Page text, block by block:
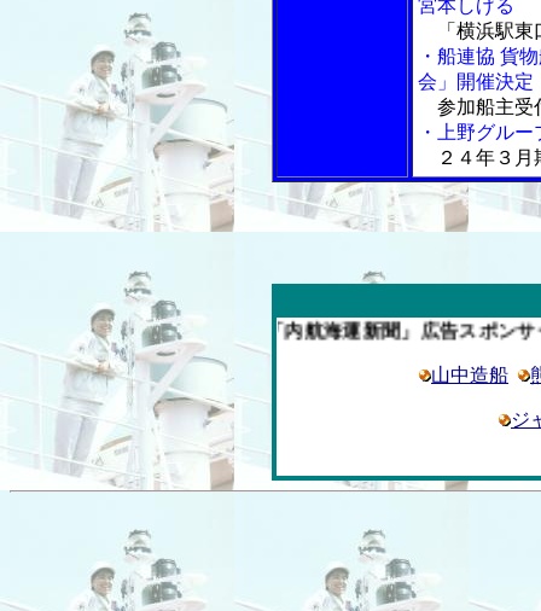
宮本しげる
「横浜駅東
・船連協 貨
会」開催決定
参加船主受
・上野グル
２４年３月
今週の「内航海運新聞」広告スポンサー企業
山中造船
ジ